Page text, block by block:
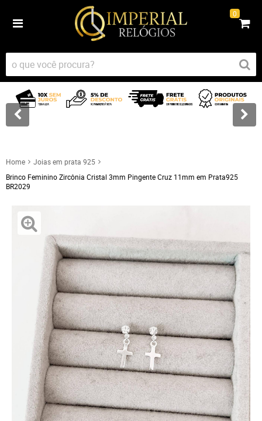
0
Home
Joias em prata 925
Brinco Feminino Zircônia Cristal 3mm Pingente Cruz 11mm em Prata925
BR2029